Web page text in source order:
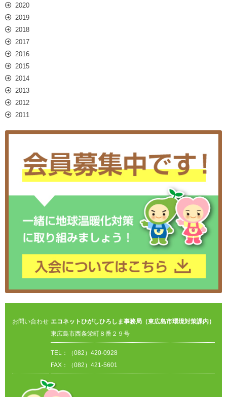
2020
2019
2018
2017
2016
2015
2014
2013
2012
2011
お問い合わせ エコネットひがしひろしま事務局（東広島市環境対策課内）
東広島市西条栄町８番２９号
TEL：（082）420-0928
FAX：（082）421-5601